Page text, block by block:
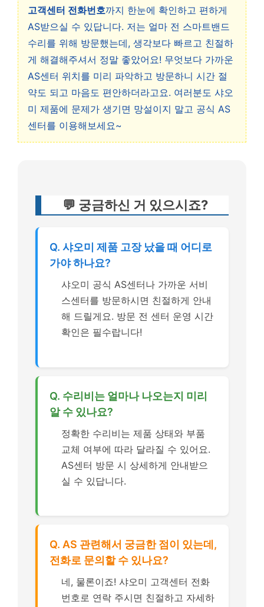
고객센터 전화번호까지 한눈에 확인하고 편하게
AS받으실 수 있답니다. 저는 얼마 전 스마트밴드
수리를 위해 방문했는데, 생각보다 빠르고 친절하
게 해결해주셔서 정말 좋았어요! 무엇보다 가까운
AS센터 위치를 미리 파악하고 방문하니 시간 절
약도 되고 마음도 편안하더라고요. 여러분도 샤오
미 제품에 문제가 생기면 망설이지 말고 공식 AS
센터를 이용해보세요~
💬 궁금하신 거 있으시죠?
Q. 샤오미 제품 고장 났을 때 어디로
가야 하나요?
샤오미 공식 AS센터나 가까운 서비
스센터를 방문하시면 친절하게 안내
해 드릴게요. 방문 전 센터 운영 시간
확인은 필수랍니다!
Q. 수리비는 얼마나 나오는지 미리
알 수 있나요?
정확한 수리비는 제품 상태와 부품
교체 여부에 따라 달라질 수 있어요.
AS센터 방문 시 상세하게 안내받으
실 수 있답니다.
Q. AS 관련해서 궁금한 점이 있는데,
전화로 문의할 수 있나요?
네, 물론이죠! 샤오미 고객센터 전화
번호로 연락 주시면 친절하고 자세하